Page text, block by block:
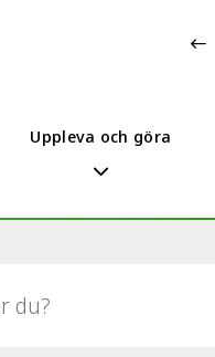
Uppleva och göra